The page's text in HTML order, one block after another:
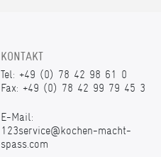
KONTAKT
Tel: +49 (0) 78 42 98 61 0
Fax: +49 (0) 78 42 99 79 45 3
E-Mail:
123service@kochen-macht-
spass.com